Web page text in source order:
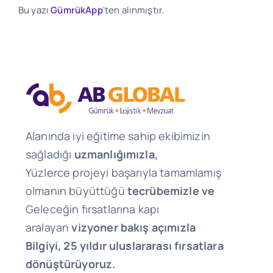
Bu yazıGümrükApp'ten alınmıştır.
Alanında iyi eğitime sahip ekibimizin
sağladığı uzmanlığımızla,
Yüzlerce projeyi başarıyla tamamlamış
olmanın büyüttüğü tecrübemizle ve
Geleceğin fırsatlarına kapı
aralayanvizyoner bakış açımızla
Bilgiyi, 25 yıldır uluslararası fırsatlara
dönüştürüyoruz.